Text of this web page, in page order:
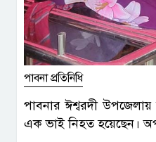
পাবনা প্রতিনিধি
পাবনার ঈশ্বরদী উপজেলায়
এক ভাই নিহত হয়েছেন।